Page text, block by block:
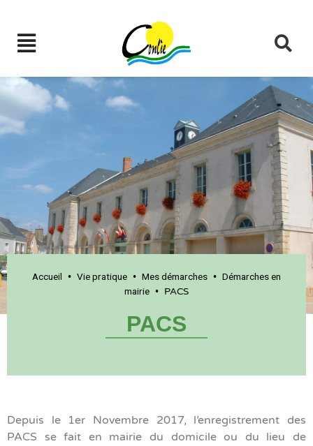
Accueil • Vie pratique • Mes démarches • Démarches en
mairie • PACS
PACS
Depuis le 1er Novembre 2017, l’enregistrement des
PACS se fait en mairie du domicile ou du lieu de